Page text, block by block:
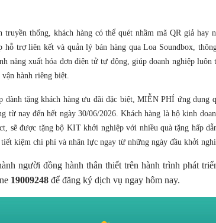
truyền thống, khách hàng có thể quét nhầm mã QR giả hay
hỗ trợ liên kết và quản lý bán hàng qua Loa Soundbox,
năng xuất hóa đơn điện tử tự động, giúp doanh nghiệp
hành riêng biệt.
dành tặng khách hàng ưu đãi đặc biệt, MIỄN PHÍ ứng dụng
từ nay đến hết ngày 30/06/2026. Khách hàng là hộ kinh
sẽ được tặng bộ KIT khởi nghiệp với nhiều quà tặng hấp
kiệm chi phí và nhân lực ngay từ những ngày đầu khởi
người đồng hành thân thiết trên hành trình phát
19009248 để đăng ký dịch vụ ngay hôm nay.